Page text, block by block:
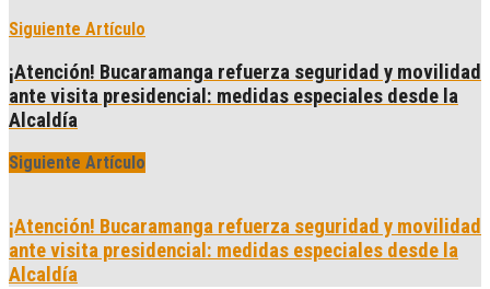
Siguiente Artículo
¡Atención! Bucaramanga refuerza seguridad y movilidad
ante visita presidencial: medidas especiales desde la
Alcaldía
Siguiente Artículo
¡Atención! Bucaramanga refuerza seguridad y movilidad
ante visita presidencial: medidas especiales desde la
Alcaldía